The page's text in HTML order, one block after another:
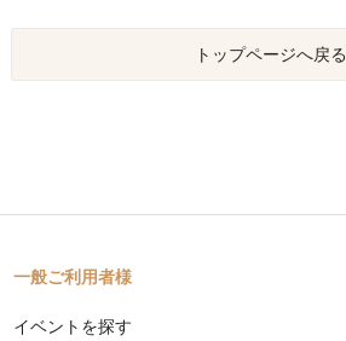
トップページへ戻る
一般ご利用者様
イベントを探す